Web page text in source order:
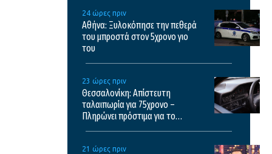
24 ώρες πριν
Αθήνα: Ξυλοκόπησε την πεθερά
του μπροστά στον 5χρονο γιο
του
23 ώρες πριν
Θεσσαλονίκη: Απίστευτη
ταλαιπωρία για 75χρονο –
Πληρώνει πρόστιμα για το
21 ώρες πριν